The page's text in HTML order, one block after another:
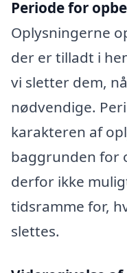
Periode for
Oplysningerne
der er tilladt i
vi sletter dem,
nødvendige.
karakteren af
baggrunden for
derfor ikke
tidsramme for,
slettes.